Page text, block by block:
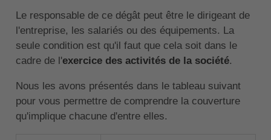
Le responsable de ce dégât peut être le dirigeant de
l'entreprise, les salariés ou des équipements. La
seule condition est qu'il faut que cela soit dans le
cadre de l'exercice des activités de la société.
Nous les avons présentés dans le tableau suivant
pour vous permettre de comprendre la couverture
qu'implique chacune d'entre elles.